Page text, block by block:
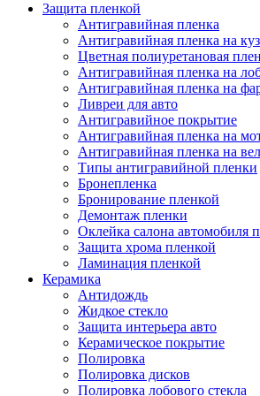
Защита пленкой
Антигравийная пленка
Антигравийная пленка на
Цветная полиуретановая
Антигравийная пленка на
Антигравийная пленка на
Ливреи для авто
Антигравийное покрытие
Антигравийная пленка на
Антигравийная пленка на
Типы антигравийной пленки
Бронепленка
Бронирование пленкой
Демонтаж пленки
Оклейка салона автомобиля
Защита хрома пленкой
Ламинация пленкой
Керамика
Антидождь
Жидкое стекло
Защита интерьера авто
Керамическое покрытие
Полировка
Полировка дисков
Полировка лобового стекла